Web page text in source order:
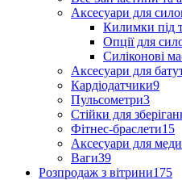
Аксесуари для
Килимки під
Опції для
Силіконові
Аксесуари для
Кардіодатчики9
Пульсометри3
Стійки для
Фітнес-браслети15
Аксесуари для
Ваги39
Розпродаж з вітрини175